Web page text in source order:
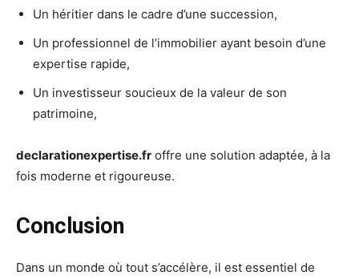
Un héritier dans le cadre d’une succession,
Un professionnel de l’immobilier ayant besoin d’une
expertise rapide,
Un investisseur soucieux de la valeur de son
patrimoine,
declarationexpertise.fr offre une solution adaptée, à la
fois moderne et rigoureuse.
Conclusion
Dans un monde où tout s’accélère, il est essentiel de